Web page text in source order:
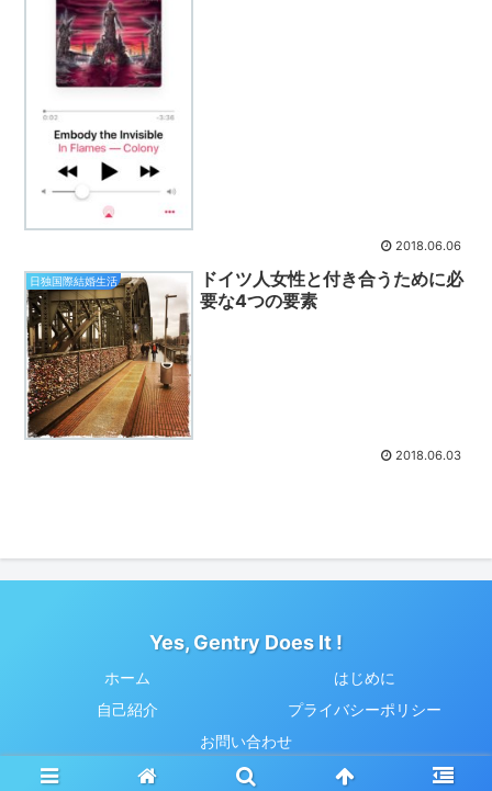
2018.06.06
日独国際結婚生活
ドイツ人女性と付き合うために必
要な4つの要素
2018.06.03
Yes, Gentry Does It !
ホーム
はじめに
自己紹介
プライバシーポリシー
お問い合わせ
© 2018 Yes, Gentry Does It !.